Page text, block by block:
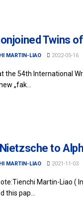
Twins
MARTIN-LIAO 2022-05-16
the 54th International
„fak...
to
MARTIN-LIAO 2021-11-03
Martin-Liao (
this pap...